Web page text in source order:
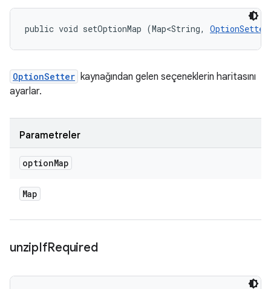
public void setOptionMap (Map<String,
OptionSetter kaynağından gelen seçeneklerin haritasını
ayarlar.
Parametreler
optionMap
Map
unzipIfRequired